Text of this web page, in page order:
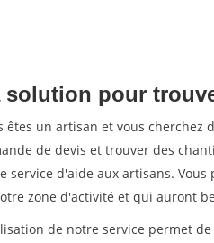
solution pour
êtes un artisan et vous cherchez
de devis et trouver des
service d'aide aux artisans.
zone d'activité et qui auront
de notre service permet